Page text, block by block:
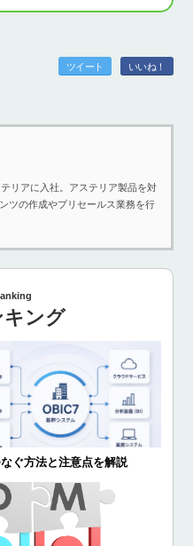
ツイート いいね！
リアに入社。アステリア製品を対
ツの作成やプリセールス業務を行
ング
ぐ方法と注意点を解説